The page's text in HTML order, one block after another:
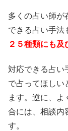
多くの占い師が
できる占い手法
２５種類にも及
対応できる占い
で占ってほしい
ます。逆に、
合には、相談内
す。